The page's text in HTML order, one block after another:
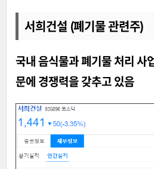
서희건설 (폐기물 관련주)
국내 음식물과 폐기물 처리 사
문에 경쟁력을 갖추고 있음